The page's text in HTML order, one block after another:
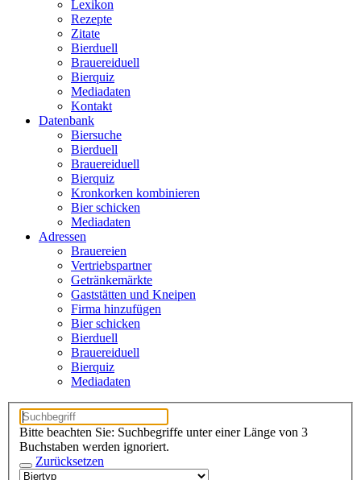
Lexikon
Rezepte
Zitate
Bierduell
Brauereiduell
Bierquiz
Mediadaten
Kontakt
Datenbank
Biersuche
Bierduell
Brauereiduell
Bierquiz
Kronkorken kombinieren
Bier schicken
Mediadaten
Adressen
Brauereien
Vertriebspartner
Getränkemärkte
Gaststätten und Kneipen
Firma hinzufügen
Bier schicken
Bierduell
Brauereiduell
Bierquiz
Mediadaten
Bitte beachten Sie: Suchbegriffe unter einer Länge von 3
Buchstaben werden ignoriert.
Zurücksetzen